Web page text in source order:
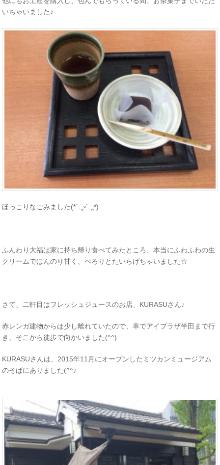
いちゃいました♪
ほっこりなごみました(*ˊૢᵕˋૢ*)
ふんわり大福は家に持ち帰り食べてみたところ、本当にふわふわの生
クリームでほんのり甘く、ぺろりとたいらげちゃいました☆
さて、二軒目はフレッシュジュースのお店、KURASUさん♪
赤レンガ建物からは少し離れていたので、車でアイプラザ半田まで行
き、そこから徒歩で向かいました(^^)
KURASUさんは、2015年11月にオープンしたミツカンミュージアム
のそばにありました(^^♪